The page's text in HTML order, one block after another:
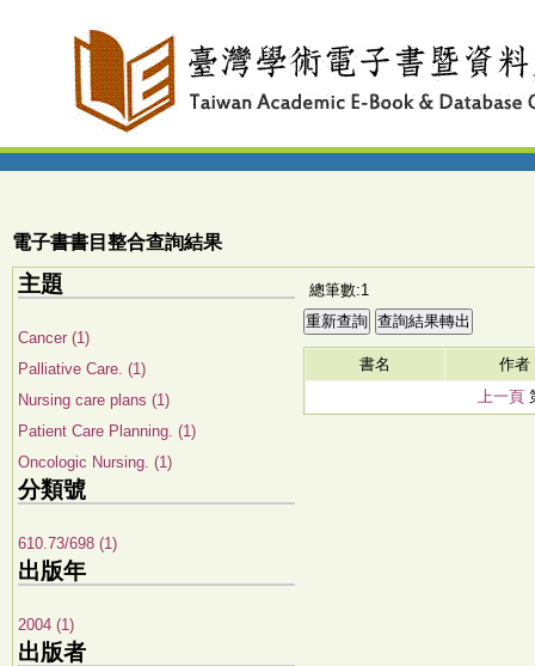
電子書書目整合查詢結果
主題
Cancer (1)
Palliative Care. (1)
Nursing care plans (1)
Patient Care Planning. (1)
Oncologic Nursing. (1)
分類號
610.73/698 (1)
出版年
2004 (1)
出版者
總筆數:1
書名
作者
上一頁